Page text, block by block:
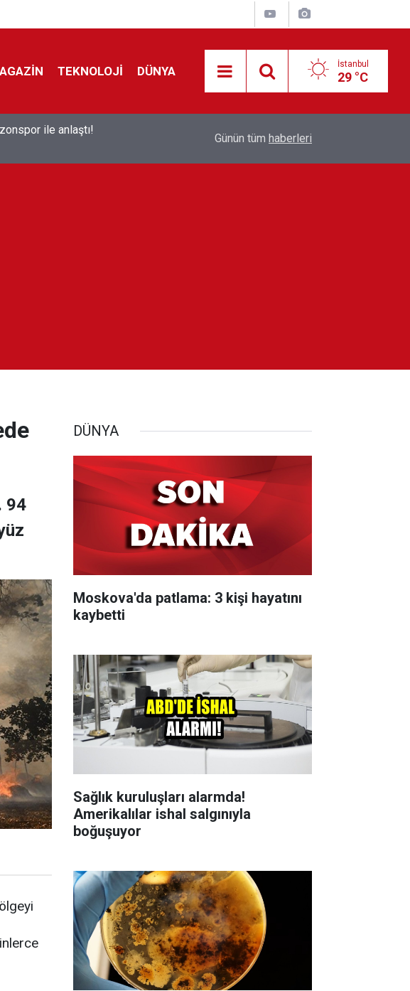
TEKNOLOJİ DÜNYA İstanbul
29 °C
ile anlaştı!
Feridun Düzağaç sahnelere ara verdi: ''En az
Günün tüm haberleri
94
DÜNYA
Moskova'da patlama: 3 kişi hayatını
kaybetti
Sağlık kuruluşları alarmda!
Amerikalılar ishal salgınıyla
boğuşuyor